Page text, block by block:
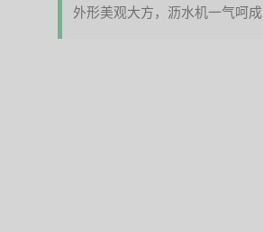
外形美观大方，沥水机一气呵成